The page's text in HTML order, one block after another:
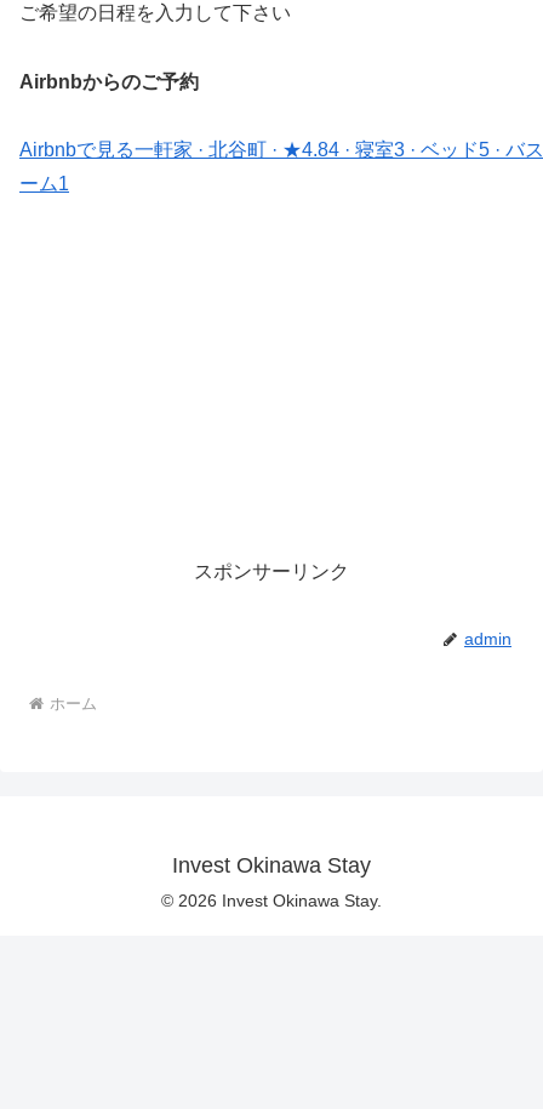
ご希望の日程を入力して下さい
Airbnbからのご予約
Airbnbで見る一軒家 · 北谷町 · ★4.84 · 寝室3 · ベッド5 · バ
ーム1
スポンサーリンク
admin
ホーム
Invest Okinawa Stay
© 2026 Invest Okinawa Stay.